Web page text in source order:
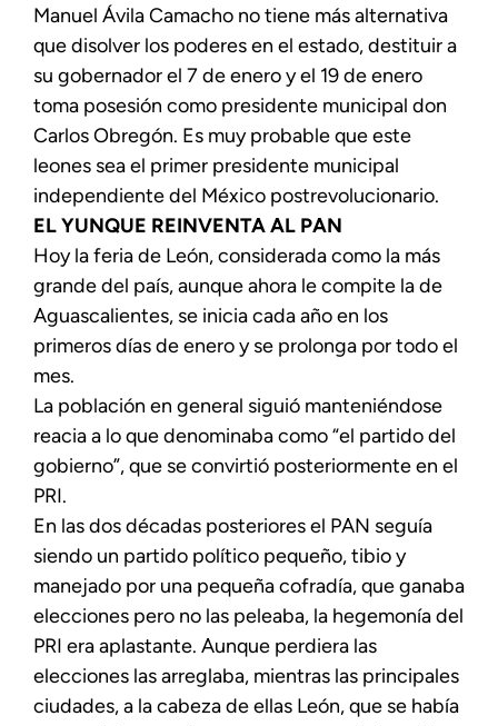
Manuel Ávila Camacho no tiene más alternativa
que disolver los poderes en el estado, destituir a
su gobernador el 7 de enero y el 19 de enero
toma posesión como presidente municipal don
Carlos Obregón. Es muy probable que este
leones sea el primer presidente municipal
independiente del México postrevolucionario.
EL YUNQUE REINVENTA AL PAN
Hoy la feria de León, considerada como la más
grande del país, aunque ahora le compite la de
Aguascalientes, se inicia cada año en los
primeros días de enero y se prolonga por todo el
mes.
La población en general siguió manteniéndose
reacia a lo que denominaba como “el partido del
gobierno”, que se convirtió posteriormente en el
PRI.
En las dos décadas posteriores el PAN seguía
siendo un partido político pequeño, tibio y
manejado por una pequeña cofradía, que ganaba
elecciones pero no las peleaba, la hegemonía del
PRI era aplastante. Aunque perdiera las
elecciones las arreglaba, mientras las principales
ciudades, a la cabeza de ellas León, que se había